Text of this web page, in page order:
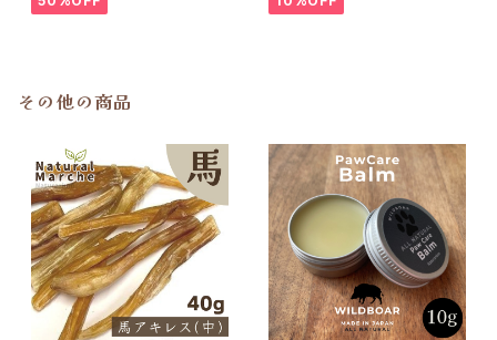
その他の商品